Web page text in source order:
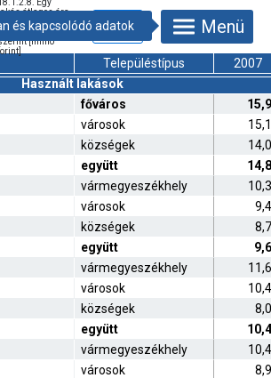
18.1.2.8. Egy
átlagos ára
és
[millió
Menü
Településtípus
2007
Használt lakások
főváros
15,9
városok
15,1
községek
14,0
együtt
14,8
vármegyeszékhely
10,3
városok
9,4
községek
8,7
együtt
9,6
vármegyeszékhely
11,6
városok
10,4
községek
8,0
együtt
10,4
vármegyeszékhely
10,4
városok
8,9